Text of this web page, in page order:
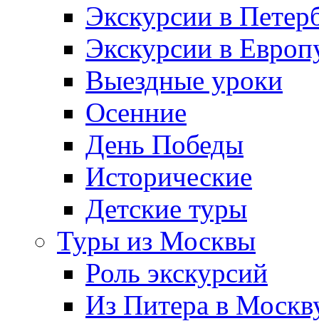
Экскурсии в
Экскурсии в
Выездные уроки
Осенние
День Победы
Исторические
Детские туры
Туры из Москвы
Роль экскурсий
Из Питера в